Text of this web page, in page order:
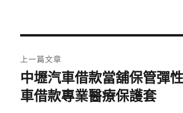
章
導
上一篇文章
上
一
中壢汽車借款當舖保管彈
車借款專業醫療保護套